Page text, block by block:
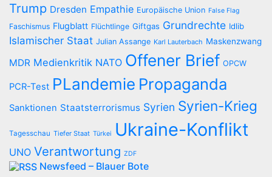
Trump Dresden Empathie Europäische Union False Flag
Faschismus Flugblatt Flüchtlinge Giftgas Grundrechte Idlib
Islamischer Staat Julian Assange Karl Lauterbach Maskenzwang
MDR Medienkritik NATO Offener Brief OPCW
PCR-Test PLandemie Propaganda
Sanktionen Staatsterrorismus Syrien Syrien-Krieg
Tagesschau Tiefer Staat Türkei Ukraine-Konflikt
UNO Verantwortung ZDF
Newsfeed – Blauer Bote